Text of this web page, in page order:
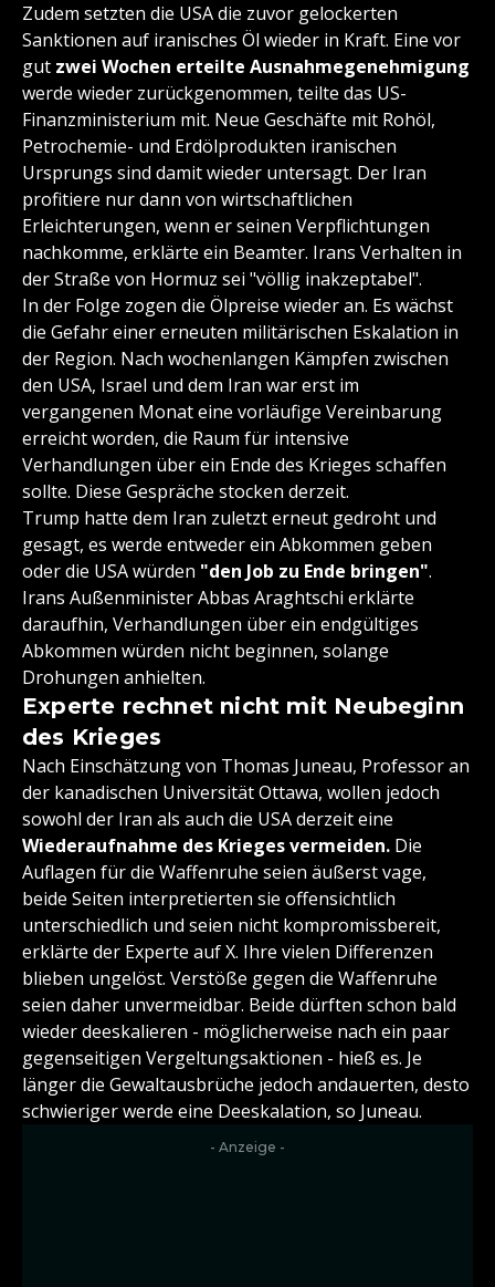
Zudem setzten die USA die zuvor gelockerten
Sanktionen auf iranisches Öl wieder in Kraft. Eine vor
gut zwei Wochen erteilte Ausnahmegenehmigung
werde wieder zurückgenommen, teilte das US-
Finanzministerium mit. Neue Geschäfte mit Rohöl,
Petrochemie- und Erdölprodukten iranischen
Ursprungs sind damit wieder untersagt. Der Iran
profitiere nur dann von wirtschaftlichen
Erleichterungen, wenn er seinen Verpflichtungen
nachkomme, erklärte ein Beamter. Irans Verhalten in
der Straße von Hormuz sei "völlig inakzeptabel".
In der Folge zogen die Ölpreise wieder an. Es wächst
die Gefahr einer erneuten militärischen Eskalation in
der Region. Nach wochenlangen Kämpfen zwischen
den USA, Israel und dem Iran war erst im
vergangenen Monat eine vorläufige Vereinbarung
erreicht worden, die Raum für intensive
Verhandlungen über ein Ende des Krieges schaffen
sollte. Diese Gespräche stocken derzeit.
Trump hatte dem Iran zuletzt erneut gedroht und
gesagt, es werde entweder ein Abkommen geben
oder die USA würden "den Job zu Ende bringen".
Irans Außenminister Abbas Araghtschi erklärte
daraufhin, Verhandlungen über ein endgültiges
Abkommen würden nicht beginnen, solange
Drohungen anhielten.
Experte rechnet nicht mit Neubeginn
des Krieges
Nach Einschätzung von Thomas Juneau, Professor an
der kanadischen Universität Ottawa, wollen jedoch
sowohl der Iran als auch die USA derzeit eine
Wiederaufnahme des Krieges vermeiden. Die
Auflagen für die Waffenruhe seien äußerst vage,
beide Seiten interpretierten sie offensichtlich
unterschiedlich und seien nicht kompromissbereit,
erklärte der Experte auf X. Ihre vielen Differenzen
blieben ungelöst. Verstöße gegen die Waffenruhe
seien daher unvermeidbar. Beide dürften schon bald
wieder deeskalieren - möglicherweise nach ein paar
gegenseitigen Vergeltungsaktionen - hieß es. Je
länger die Gewaltausbrüche jedoch andauerten, desto
schwieriger werde eine Deeskalation, so Juneau.
- Anzeige -